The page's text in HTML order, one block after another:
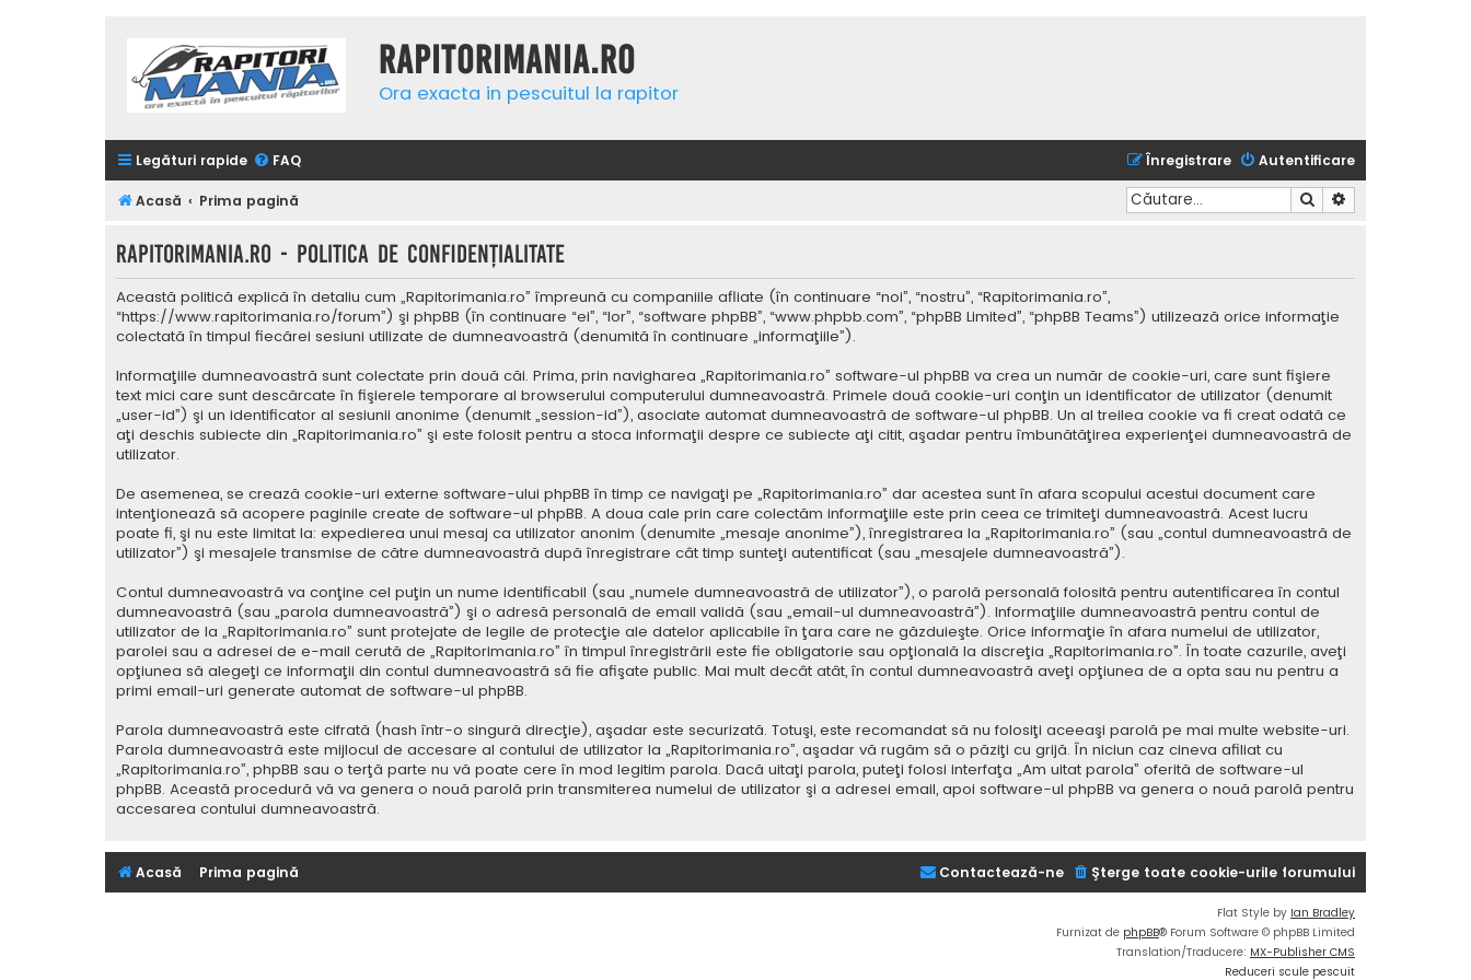
Rapitorimania.ro
Ora exacta in pescuitul la rapitor
Legături rapide FAQ Autentificare
Înregistrare
Acasă Prima pagină Căutare
Rapitorimania.ro - Politica de confidenţialitate
Această politică explică în detaliu cum „Rapitorimania.ro” împreună cu companiile afliate (în continuare “noi”, “nostru”, “Rapitorimania.ro”,
“https://www.rapitorimania.ro/forum”) şi phpBB (în continuare “ei”, “lor”, “software phpBB”, “www.phpbb.com”, “phpBB Limited”, “phpBB Teams”) utilizează orice informaţie
colectată în timpul fiecărei sesiuni utilizate de dumneavoastră (denumită în continuare „informaţiile”).
Informaţiile dumneavoastră sunt colectate prin două căi. Prima, prin navigharea „Rapitorimania.ro” software-ul phpBB va crea un număr de cookie-uri, care sunt fişiere
text mici care sunt descărcate în fişierele temporare al browserului computerului dumneavoastră. Primele două cookie-uri conţin un identificator de utilizator (denumit
„user-id”) şi un identificator al sesiunii anonime (denumit „session-id”), asociate automat dumneavoastră de software-ul phpBB. Un al treilea cookie va fi creat odată ce
aţi deschis subiecte din „Rapitorimania.ro” şi este folosit pentru a stoca informaţii despre ce subiecte aţi citit, aşadar pentru îmbunătăţirea experienţei dumneavoastră de
utilizator.
De asemenea, se crează cookie-uri externe software-ului phpBB în timp ce navigaţi pe „Rapitorimania.ro” dar acestea sunt în afara scopului acestui document care
intenţionează să acopere paginile create de software-ul phpBB. A doua cale prin care colectăm informaţiile este prin ceea ce trimiteţi dumneavoastră. Acest lucru
poate fi, şi nu este limitat la: expedierea unui mesaj ca utilizator anonim (denumite „mesaje anonime”), înregistrarea la „Rapitorimania.ro” (sau „contul dumneavoastră de
utilizator”) şi mesajele transmise de către dumneavoastră după înregistrare cât timp sunteţi autentificat (sau „mesajele dumneavoastră”).
Contul dumneavoastră va conţine cel puţin un nume identificabil (sau „numele dumneavoastră de utilizator”), o parolă personală folosită pentru autentificarea în contul
dumneavoastră (sau „parola dumneavoastră”) şi o adresă personală de email validă (sau „email-ul dumneavoastră”). Informaţiile dumneavoastră pentru contul de
utilizator de la „Rapitorimania.ro” sunt protejate de legile de protecţie ale datelor aplicabile în ţara care ne găzduieşte. Orice informaţie în afara numelui de utilizator,
parolei sau a adresei de e-mail cerută de „Rapitorimania.ro” în timpul înregistrării este fie obligatorie sau opţională la discreţia „Rapitorimania.ro”. În toate cazurile, aveţi
opţiunea să alegeţi ce informaţii din contul dumneavoastră să fie afişate public. Mai mult decât atât, în contul dumneavoastră aveţi opţiunea de a opta sau nu pentru a
primi email-uri generate automat de software-ul phpBB.
Parola dumneavoastră este cifrată (hash într-o singură direcţie), aşadar este securizată. Totuşi, este recomandat să nu folosiţi aceeaşi parolă pe mai multe website-uri.
Parola dumneavoastră este mijlocul de accesare al contului de utilizator la „Rapitorimania.ro”, aşadar vă rugăm să o păziţi cu grijă. În niciun caz cineva afiliat cu
„Rapitorimania.ro”, phpBB sau o terţă parte nu vă poate cere în mod legitim parola. Dacă uitaţi parola, puteţi folosi interfaţa „Am uitat parola” oferită de software-ul
phpBB. Această procedură vă va genera o nouă parolă prin transmiterea numelui de utilizator şi a adresei email, apoi software-ul phpBB va genera o nouă parolă pentru
accesarea contului dumneavoastră.
Acasă Prima pagină Şterge toate cookie-urile forumului
Contactează-ne
Flat Style by Ian Bradley
Furnizat de phpBB® Forum Software © phpBB Limited
Translation/Traducere: MX-Publisher CMS
Reduceri scule pescuit